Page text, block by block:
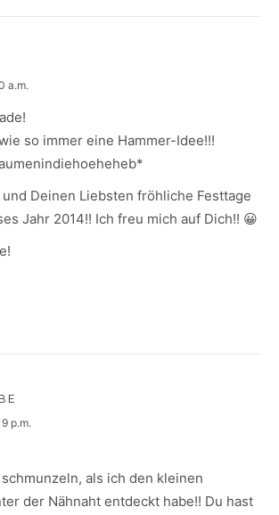
a.m.
so immer eine Hammer-Idee!!!
Deinen Liebsten fröhliche Festtage
Jahr 2014!! Ich freu mich auf Dich!! 😀
p.m.
als ich den kleinen
der Nähnaht entdeckt habe!! Du hast